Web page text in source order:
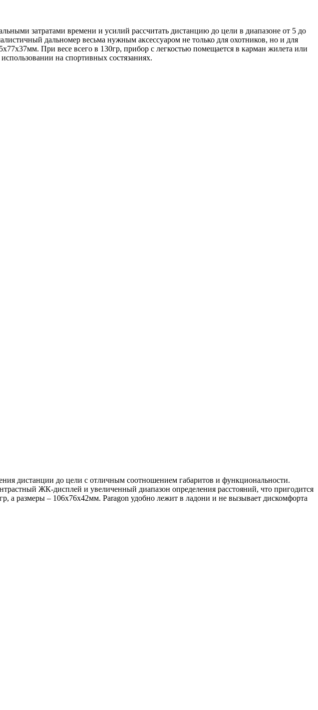
затратами времени и усилий рассчитать дистанцию до цели в диапазоне от 5 до
дальномер весьма нужным аксессуаром не только для охотников, но и для
При весе всего в 130гр, прибор с легкостью помещается в карман жилета или
на спортивных состязаниях.
дистанции до цели с отличным соотношением габаритов и функциональности.
ЖК-дисплей и увеличенный диапазон определения расстояний, что пригодится
а размеры – 106х76х42мм. Paragon удобно лежит в ладони и не вызывает дискомфорта